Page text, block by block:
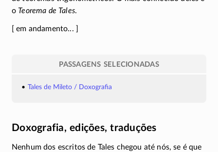
o Teorema de Tales.
[ em andamento... ]
PASSAGENS SELECIONADAS
Tales de Mileto / Doxografia
Doxografia, edições, traduções
Nenhum dos escritos de Tales chegou até nós, se é que